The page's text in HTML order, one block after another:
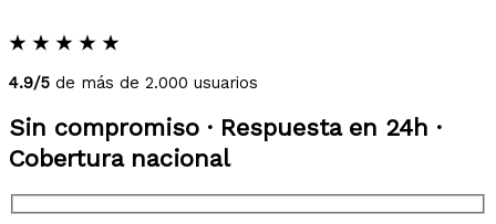
★ ★ ★ ★ ★
4.9/5 de más de 2.000 usuarios
Sin compromiso · Respuesta en 24h ·
Cobertura nacional